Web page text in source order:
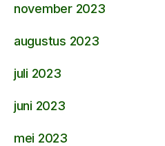
november 2023
augustus 2023
juli 2023
juni 2023
mei 2023